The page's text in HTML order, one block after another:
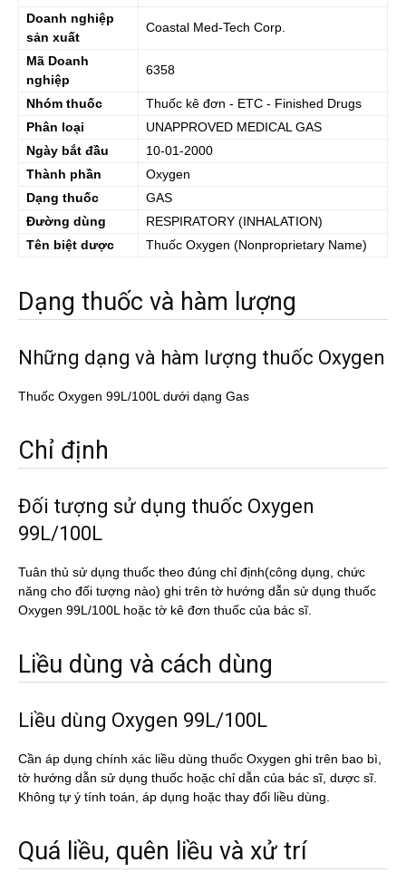
Doanh nghiệp
sản xuất
Coastal Med-Tech Corp.
Mã Doanh
nghiệp
6358
Nhóm thuốc
Thuốc kê đơn - ETC - Finished Drugs
Phân loại
UNAPPROVED MEDICAL GAS
Ngày bắt đầu
10-01-2000
Thành phần
Oxygen
Dạng thuốc
GAS
Đường dùng
RESPIRATORY (INHALATION)
Tên biệt dược
Thuốc Oxygen (Nonproprietary Name)
Dạng thuốc và hàm lượng
Những dạng và hàm lượng thuốc Oxygen
Thuốc Oxygen 99L/100L dưới dạng Gas
Chỉ định
Đối tượng sử dụng thuốc Oxygen
99L/100L
Tuân thủ sử dụng thuốc theo đúng chỉ định(công dụng, chức
năng cho đối tượng nào) ghi trên tờ hướng dẫn sử dụng thuốc
Oxygen 99L/100L hoặc tờ kê đơn thuốc của bác sĩ.
Liều dùng và cách dùng
Liều dùng Oxygen 99L/100L
Cần áp dụng chính xác liều dùng thuốc Oxygen ghi trên bao bì,
tờ hướng dẫn sử dụng thuốc hoặc chỉ dẫn của bác sĩ, dược sĩ.
Không tự ý tính toán, áp dụng hoặc thay đổi liều dùng.
Quá liều, quên liều và xử trí